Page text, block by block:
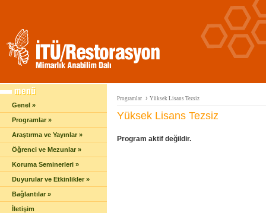
Genel »
Programlar »
Araştırma ve Yayınlar »
Öğrenci ve Mezunlar »
Koruma Seminerleri »
Duyurular ve Etkinlikler »
Bağlantılar »
İletişim
Programlar › Yüksek Lisans Tezsiz
Yüksek Lisans Tezsiz
Program aktif değildir.